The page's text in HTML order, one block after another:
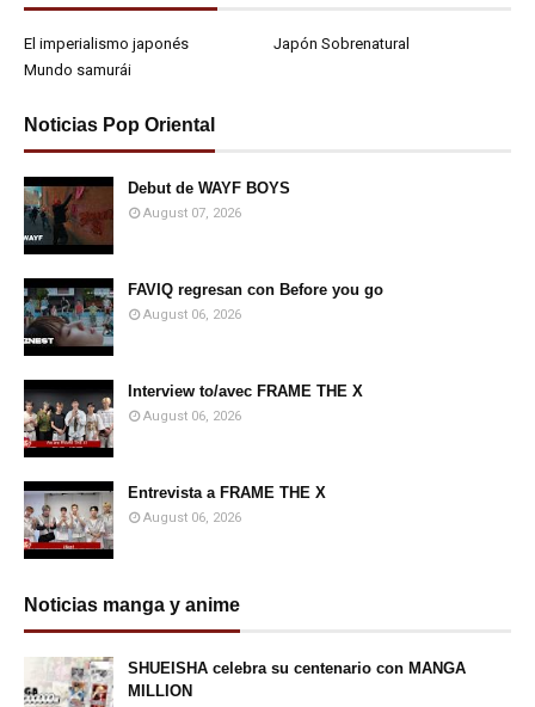
El imperialismo japonés
Japón Sobrenatural
Mundo samurái
Noticias Pop Oriental
Debut de WAYF BOYS
August 07, 2026
FAVIQ regresan con Before you go
August 06, 2026
Interview to/avec FRAME THE X
August 06, 2026
Entrevista a FRAME THE X
August 06, 2026
Noticias manga y anime
SHUEISHA celebra su centenario con MANGA
MILLION